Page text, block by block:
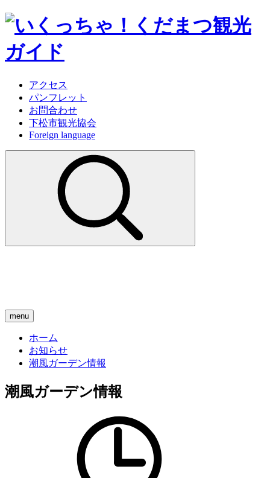
アクセス
パンフレット
お問合わせ
下松市観光協会
Foreign language
menu
ホーム
お知らせ
潮風ガーデン情報
潮風ガーデン情報